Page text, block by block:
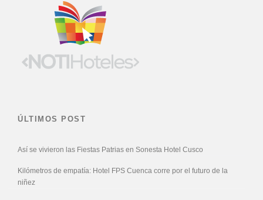
ÚLTIMOS POST
Así se vivieron las Fiestas Patrias en Sonesta Hotel Cusco
Kilómetros de empatía: Hotel FPS Cuenca corre por el futuro de la
niñez